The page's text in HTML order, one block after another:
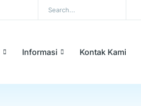
Informasi Kontak Kami